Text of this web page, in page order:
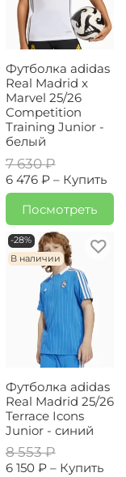
Футболка adidas
Real Madrid x
Marvel 25/26
Competition
Training Junior -
белый
7 630 ₽
6 476 ₽ – Купить
Посмотреть
-28%
В наличии
Футболка adidas
Real Madrid 25/26
Terrace Icons
Junior - синий
8 553 ₽
6 150 ₽ – Купить